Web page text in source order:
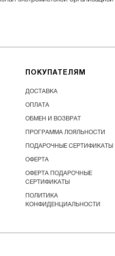
ПОКУПАТЕЛЯМ
ДОСТАВКА
ОПЛАТА
ОБМЕН И ВОЗВРАТ
ПРОГРАММА ЛОЯЛЬНОСТИ
ПОДАРОЧНЫЕ СЕРТИФИКАТЫ
ОФЕРТА
ОФЕРТА ПОДАРОЧНЫЕ
СЕРТИФИКАТЫ
ПОЛИТИКА
КОНФИДЕНЦИАЛЬНОСТИ